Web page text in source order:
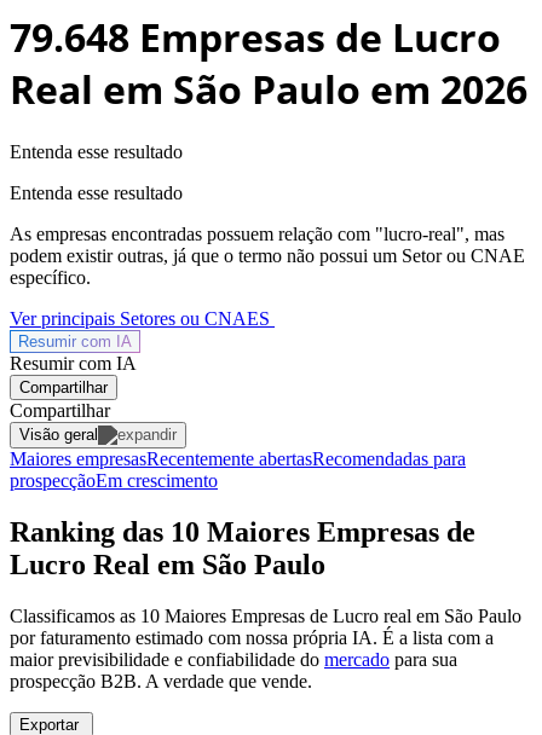
79.648 Empresas de Lucro
Real em São Paulo em 2026
Entenda esse resultado
Entenda esse resultado
As empresas encontradas possuem relação com "lucro-real", mas
podem existir outras, já que o termo não possui um Setor ou CNAE
específico.
Ver principais Setores ou CNAES
Resumir com IA
Resumir com IA
Compartilhar
Compartilhar
Visão geral
Maiores empresasRecentemente abertasRecomendadas para
prospecçãoEm crescimento
Ranking das 10 Maiores Empresas de
Lucro Real em São Paulo
Classificamos as 10 Maiores Empresas de Lucro real em São Paulo
por faturamento estimado com nossa própria IA. É a lista com a
maior previsibilidade e confiabilidade do mercado para sua
prospecção B2B. A verdade que vende.
Exportar